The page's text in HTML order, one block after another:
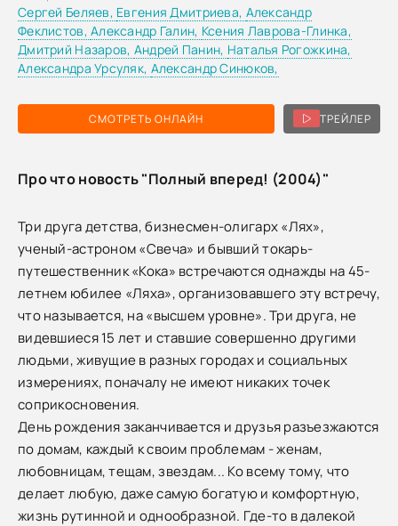
СМОТРЕТЬ ОНЛАЙН ТРЕЙЛЕР
Сергей Беляев, Евгения Дмитриева, Александр
Феклистов,Александр Галин, Ксения Лаврова-Глинка,
Дмитрий Назаров, Андрей Панин, Наталья Рогожкина,
Александра Урсуляк, Александр Синюков,
Про что новость "Полный вперед! (2004)"
Три друга детства, бизнесмен-олигарх «Лях»,
ученый-астроном «Свеча» и бывший токарь-
путешественник «Кока» встречаются однажды на 45-
летнем юбилее «Ляха», организовавшего эту встречу,
что называется, на «высшем уровне». Три друга, не
видевшиеся 15 лет и ставшие совершенно другими
людьми, живущие в разных городах и социальных
измерениях, поначалу не имеют никаких точек
соприкосновения.
День рождения заканчивается и друзья разъезжаются
по домам, каждый к своим проблемам - женам,
любовницам, тещам, звездам... Ко всему тому, что
делает любую, даже самую богатую и комфортную,
жизнь рутинной и однообразной. Где-то в далекой